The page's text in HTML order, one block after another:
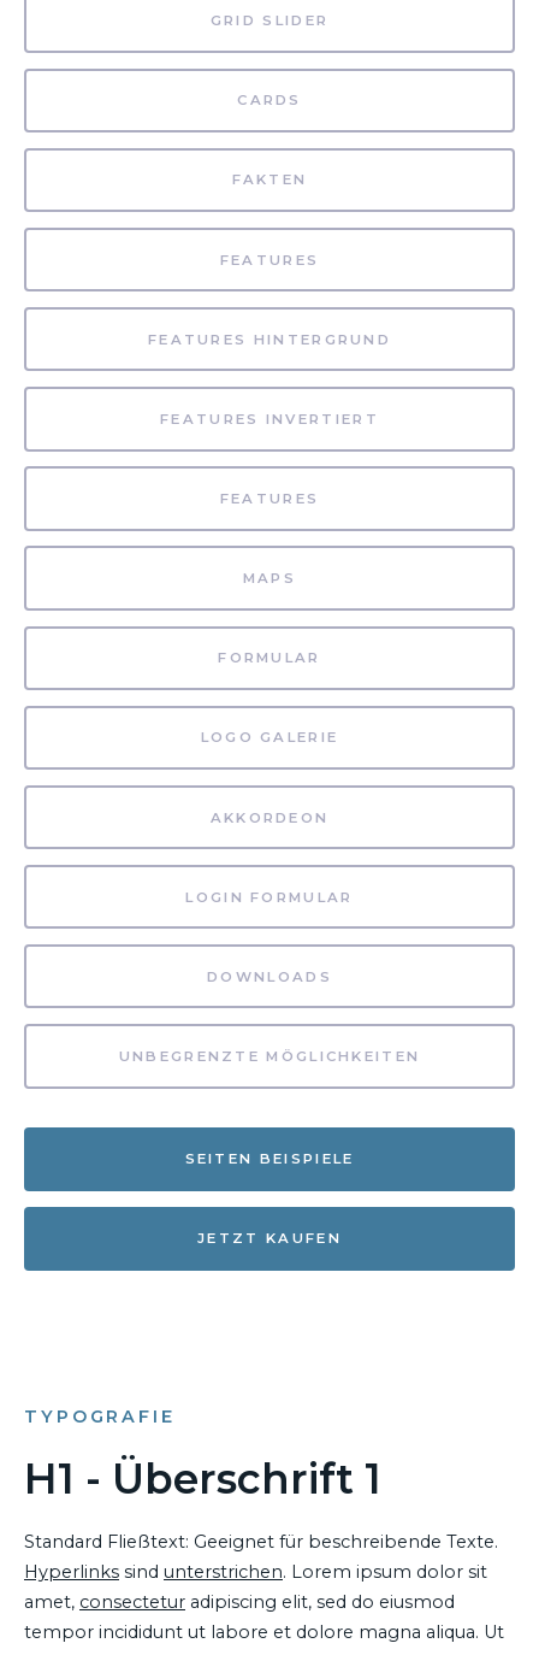
GRID SLIDER
CARDS
FAKTEN
FEATURES
FEATURES HINTERGRUND
FEATURES INVERTIERT
FEATURES
MAPS
FORMULAR
LOGO GALERIE
AKKORDEON
LOGIN FORMULAR
DOWNLOADS
UNBEGRENZTE MÖGLICHKEITEN
SEITEN BEISPIELE
JETZT KAUFEN
TYPOGRAFIE
H1 - Überschrift 1
Standard Fließtext: Geeignet für beschreibende Texte.
Hyperlinks sind unterstrichen. Lorem ipsum dolor sit
amet, consectetur adipiscing elit, sed do eiusmod
tempor incididunt ut labore et dolore magna aliqua. Ut